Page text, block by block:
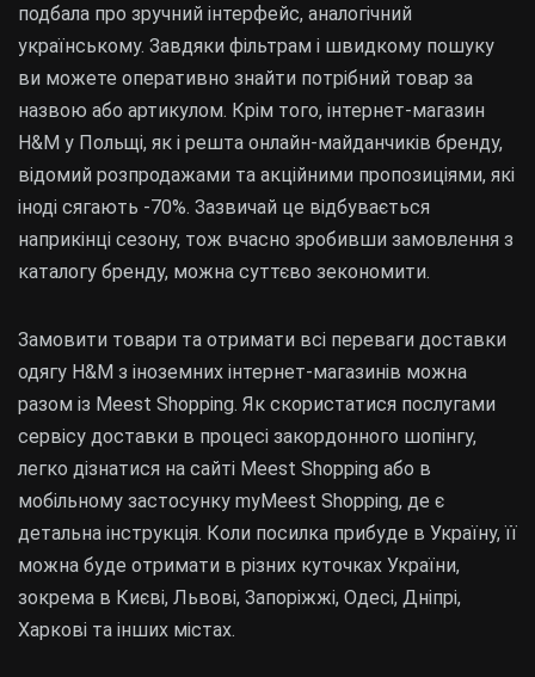
подбала про зручний інтерфейс, аналогічний
українському. Завдяки фільтрам і швидкому пошуку
ви можете оперативно знайти потрібний товар за
назвою або артикулом. Крім того, інтернет-магазин
H&M у Польщі, як і решта онлайн-майданчиків бренду,
відомий розпродажами та акційними пропозиціями, які
іноді сягають -70%. Зазвичай це відбувається
наприкінці сезону, тож вчасно зробивши замовлення з
каталогу бренду, можна суттєво зекономити.
Замовити товари та отримати всі переваги доставки
одягу H&M з іноземних інтернет-магазинів можна
разом із Meest Shopping. Як скористатися послугами
сервісу доставки в процесі закордонного шопінгу,
легко дізнатися на сайті Meest Shopping або в
мобільному застосунку myMeest Shopping, де є
детальна інструкція. Коли посилка прибуде в Україну, її
можна буде отримати в різних куточках України,
зокрема в Києві, Львові, Запоріжжі, Одесі, Дніпрі,
Харкові та інших містах.